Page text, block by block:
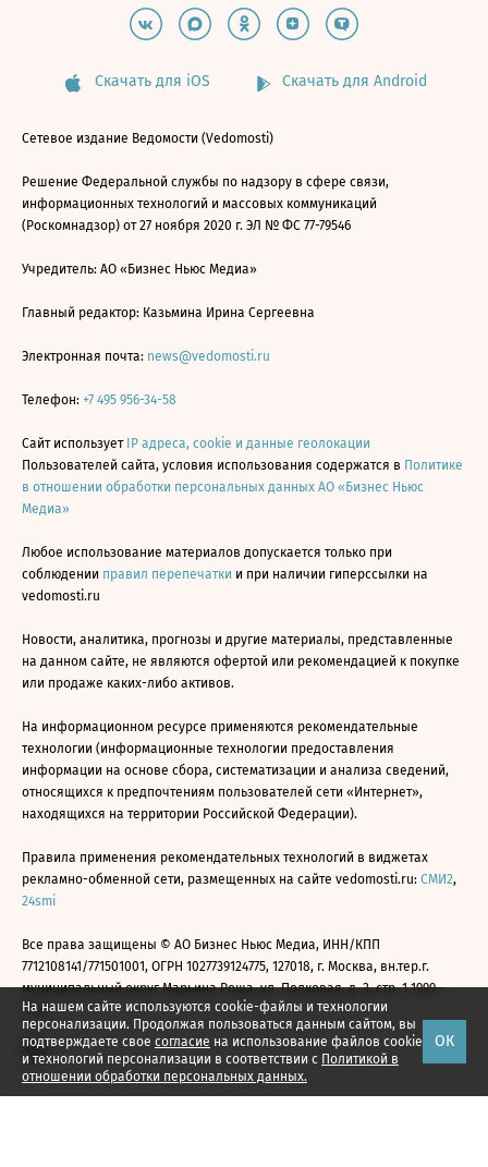
На нашем сайте используются cookie-файлы и технологии
персонализации. Продолжая пользоваться данным сайтом, вы
подтверждаете свое согласие на использование файлов cookie
и технологий персонализации в соответствии с Политикой в
отношении обработки персональных данных.
ОК
Скачать для iOS Скачать для Android
Сетевое издание Ведомости (Vedomosti)
Решение Федеральной службы по надзору в сфере связи,
информационных технологий и массовых коммуникаций
(Роскомнадзор) от 27 ноября 2020 г. ЭЛ № ФС 77-79546
Учредитель: АО «Бизнес Ньюс Медиа»
Главный редактор: Казьмина Ирина Сергеевна
Электронная почта: news@vedomosti.ru
Телефон: +7 495 956-34-58
Сайт использует IP адреса, cookie и данные геолокации
Пользователей сайта, условия использования содержатся в Политике
в отношении обработки персональных данных АО «Бизнес Ньюс
Медиа»
Любое использование материалов допускается только при
соблюдении правил перепечатки и при наличии гиперссылки на
vedomosti.ru
Новости, аналитика, прогнозы и другие материалы, представленные
на данном сайте, не являются офертой или рекомендацией к покупке
или продаже каких-либо активов.
На информационном ресурсе применяются рекомендательные
технологии (информационные технологии предоставления
информации на основе сбора, систематизации и анализа сведений,
относящихся к предпочтениям пользователей сети «Интернет»,
находящихся на территории Российской Федерации).
Правила применения рекомендательных технологий в виджетах
рекламно-обменной сети, размещенных на сайте vedomosti.ru: СМИ2,
24smi
Все права защищены © АО Бизнес Ньюс Медиа, ИНН/КПП
7712108141/771501001, ОГРН 1027739124775, 127018, г. Москва, вн.тер.г.
муниципальный округ Марьина Роща, ул. Полковая, д. 3, стр. 1 1999—
2026